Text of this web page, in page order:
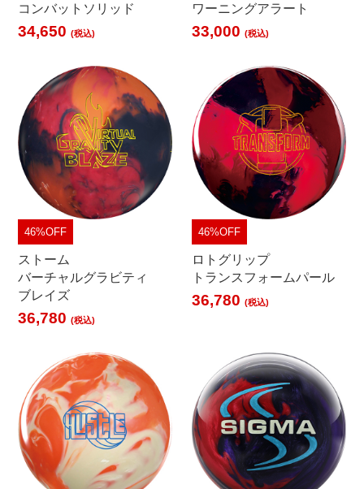
コンバットソリッド
34,650(税込)
ワーニングアラート
33,000(税込)
46%OFF
ストーム
バーチャルグラビティ
ブレイズ
36,780(税込)
46%OFF
ロトグリップ
トランスフォームパール
36,780(税込)